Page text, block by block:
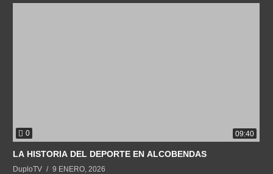
0 09:40
LA HISTORIA DEL DEPORTE EN ALCOBENDAS
DuploTV 9 ENERO, 2026